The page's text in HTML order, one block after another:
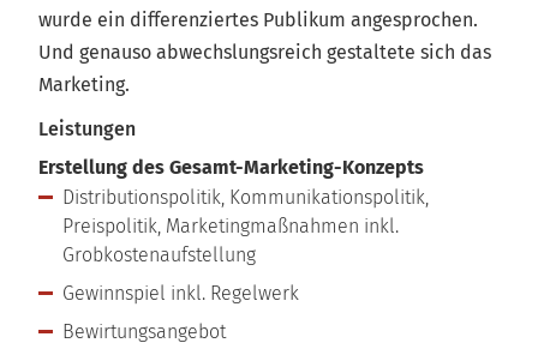
wurde ein differenziertes Publikum angesprochen.
Und genauso abwechslungsreich gestaltete sich das
Marketing.
Leistungen
Erstellung des Gesamt-Marketing-Konzepts
Distributionspolitik, Kommunikationspolitik,
Preispolitik, Marketingmaßnahmen inkl.
Grobkostenaufstellung
Gewinnspiel inkl. Regelwerk
Bewirtungsangebot